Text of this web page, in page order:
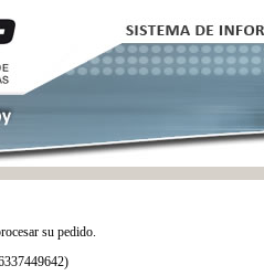
su pedido.